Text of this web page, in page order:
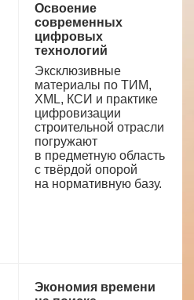
Освоение
современных
цифровых
технологий
Эксклюзивные
материалы по ТИМ,
XML, КСИ и практике
цифровизации
строительной отрасли
погружают
в предметную область
с твёрдой опорой
на нормативную базу.
Экономия времени